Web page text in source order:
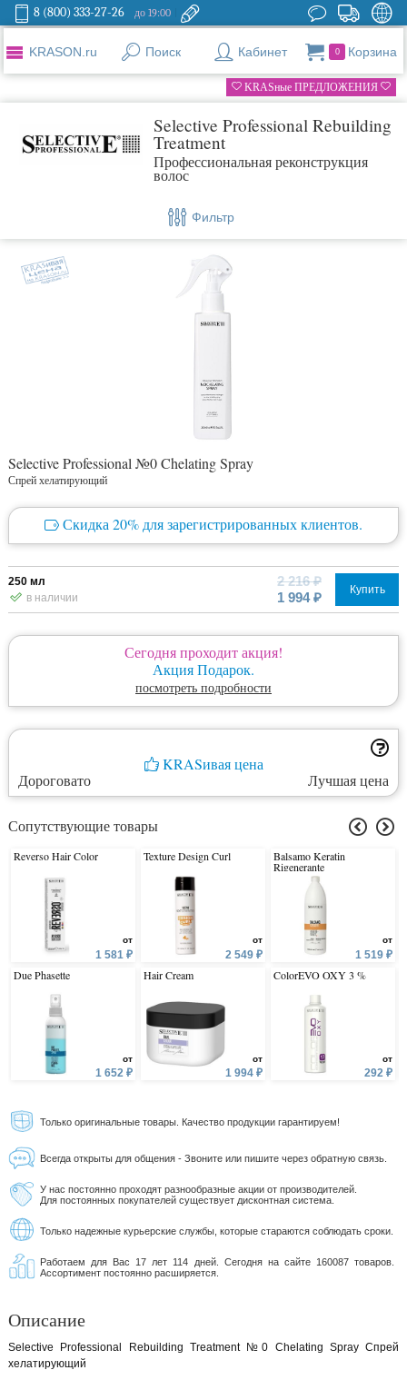
8 (800) 333-27-26 до 19:00
KRASON.ru Поиск Кабинет 0 Корзина
KRASные ПРЕДЛОЖЕНИЯ
Selective Professional Rebuilding
Treatment
Профессиональная реконструкция
волос
Фильтр
Selective Professional №0 Chelating Spray
Спрей хелатирующий
Скидка 20% для зарегистрированных клиентов.
250 мл
в наличии
2 216 ₽
1 994 ₽
Купить
Сегодня проходит акция!
Акция Подарок.
посмотреть подробности
KRASивая цена
Дороговато
Лучшая цена
Сопутствующие товары
Reverso Hair Color
от
1 581 ₽
Due Phasette
от
1 652 ₽
Texture Design Curl
от
2 549 ₽
Hair Cream
от
1 994 ₽
Balsamo Keratin
Rigenerante
от
1 519 ₽
ColorEVO OXY 3 %
от
292 ₽
Только оригинальные товары. Качество продукции гарантируем!
Всегда открыты для общения - Звоните или пишите через обратную связь.
У нас постоянно проходят разнообразные акции от производителей.
Для постоянных покупателей существует дисконтная система.
Только надежные курьерские службы, которые стараются соблюдать сроки.
Работаем для Вас 17 лет 114 дней. Сегодня на сайте 160087 товаров.
Ассортимент постоянно расширяется.
Описание
Selective Professional Rebuilding Treatment №0 Chelating Spray Спрей
хелатирующий